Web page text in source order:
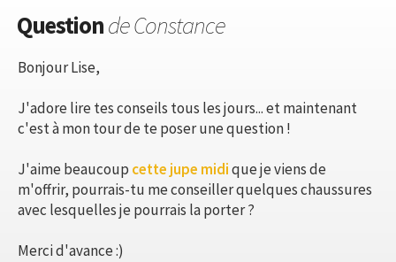
Questionde Constance
Bonjour Lise,
J'adore lire tes conseils tous les jours... et maintenant
c'est à mon tour de te poser une question !
J'aime beaucoup cette jupe midique je viens de
m'offrir, pourrais-tu me conseiller quelques chaussures
avec lesquelles je pourrais la porter ?
Merci d'avance :)